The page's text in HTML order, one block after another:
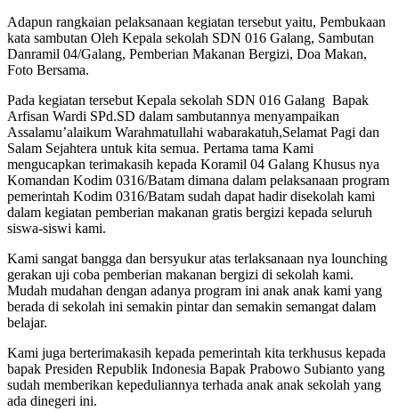
Adapun rangkaian pelaksanaan kegiatan tersebut yaitu, Pembukaan
kata sambutan Oleh Kepala sekolah SDN 016 Galang, Sambutan
Danramil 04/Galang, Pemberian Makanan Bergizi, Doa Makan,
Foto Bersama.
Pada kegiatan tersebut Kepala sekolah SDN 016 Galang Bapak
Arfisan Wardi SPd.SD dalam sambutannya menyampaikan
Assalamu’alaikum Warahmatullahi wabarakatuh,Selamat Pagi dan
Salam Sejahtera untuk kita semua. Pertama tama Kami
mengucapkan terimakasih kepada Koramil 04 Galang Khusus nya
Komandan Kodim 0316/Batam dimana dalam pelaksanaan program
pemerintah Kodim 0316/Batam sudah dapat hadir disekolah kami
dalam kegiatan pemberian makanan gratis bergizi kepada seluruh
siswa-siswi kami.
Kami sangat bangga dan bersyukur atas terlaksanaan nya lounching
gerakan uji coba pemberian makanan bergizi di sekolah kami.
Mudah mudahan dengan adanya program ini anak anak kami yang
berada di sekolah ini semakin pintar dan semakin semangat dalam
belajar.
Kami juga berterimakasih kepada pemerintah kita terkhusus kepada
bapak Presiden Republik Indonesia Bapak Prabowo Subianto yang
sudah memberikan kepeduliannya terhada anak anak sekolah yang
ada dinegeri ini.